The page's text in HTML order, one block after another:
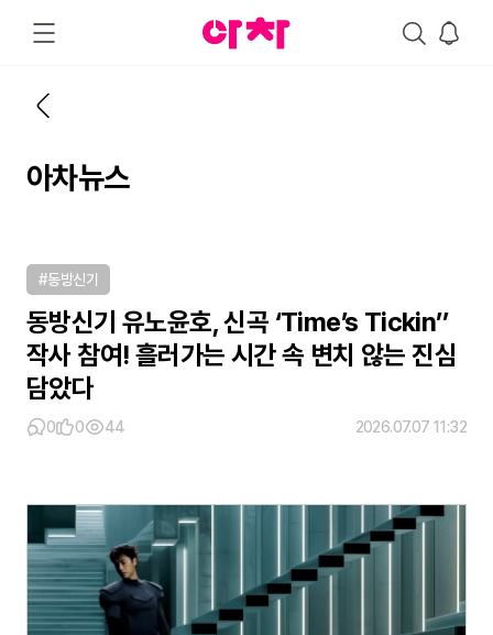
아차뉴스
#동방신기
동방신기 유노윤호, 신곡 ‘Time’s Tickin’’
작사 참여! 흘러가는 시간 속 변치 않는 진심
담았다
0 0 44 2026.07.07 11:32